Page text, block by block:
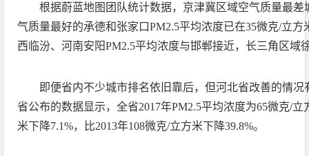
根据蔚蓝地图团队统计数据，京津冀区域空气质量最
气质量最好的承德和张家口PM2.5平均浓度已在35微克/立方
西临汾、河南安阳PM2.5平均浓度与邯郸接近，长三角区域
即便省内不少城市排名依旧靠后，但河北省改善的情
省公布的数据显示，全省2017年PM2.5平均浓度为65微克/立
米下降7.1%，比2013年108微克/立方米下降39.8%。